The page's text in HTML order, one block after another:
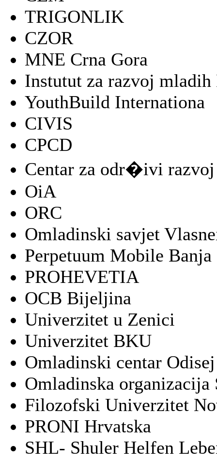
TRIGONLIK
CZOR
MNE Crna Gora
Instutut za razvoj
YouthBuild Internationa
CIVIS
CPCD
Centar za odr�ivi razvoj
OiA
ORC
Omladinski savjet
Perpetuum Mobile
PROHEVETIA
OCB Bijeljina
Univerzitet u Zenici
Univerzitet BKU
Omladinski centar
Omladinska organizacija
Filozofski Univerzitet
PRONI Hrvatska
SHL- Shuler Helfen